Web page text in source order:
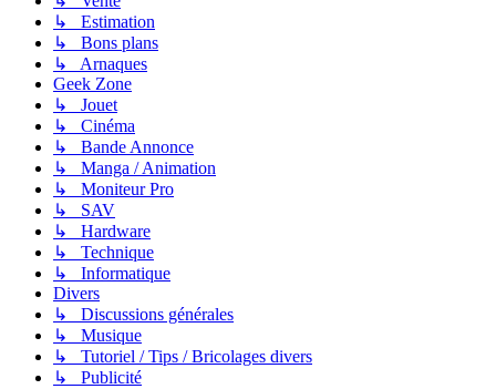
↳ Estimation
↳ Bons plans
↳ Arnaques
Geek Zone
↳ Jouet
↳ Cinéma
↳ Bande Annonce
↳ Manga / Animation
↳ Moniteur Pro
↳ SAV
↳ Hardware
↳ Technique
↳ Informatique
Divers
↳ Discussions générales
↳ Musique
↳ Tutoriel / Tips / Bricolages divers
↳ Publicité